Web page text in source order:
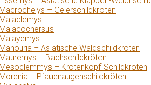
– Geierschildkröten
– Asiatische Waldschildkröten
– Bachschildkröten
– Krötenkopf-Schildkröten
– Pfauenaugenschildkröten